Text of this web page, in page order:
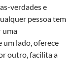
verdades e
pessoa tem
uma
um lado, oferece
outro, facilita a